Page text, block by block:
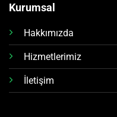
Kurumsal
Hakkımızda
Hizmetlerimiz
İletişim